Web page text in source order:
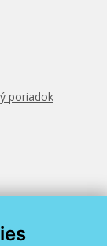
poriadok